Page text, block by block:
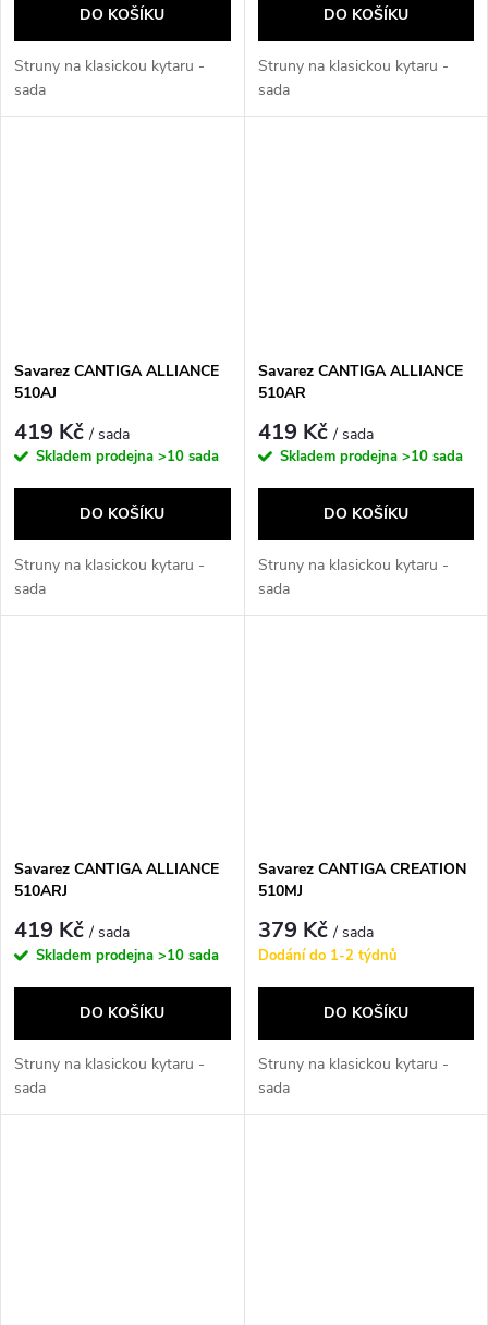
DO KOŠÍKU
Struny na klasickou kytaru -
sada
DO KOŠÍKU
Struny na klasickou kytaru -
sada
Savarez CANTIGA ALLIANCE
510AJ
419 Kč/ sada
Skladem prodejna >10 sada
DO KOŠÍKU
Struny na klasickou kytaru -
sada
Savarez CANTIGA ALLIANCE
510AR
419 Kč/ sada
Skladem prodejna >10 sada
DO KOŠÍKU
Struny na klasickou kytaru -
sada
Savarez CANTIGA ALLIANCE
510ARJ
419 Kč/ sada
Skladem prodejna >10 sada
DO KOŠÍKU
Struny na klasickou kytaru -
sada
Savarez CANTIGA CREATION
510MJ
379 Kč/ sada
Dodání do 1-2 týdnů
DO KOŠÍKU
Struny na klasickou kytaru -
sada